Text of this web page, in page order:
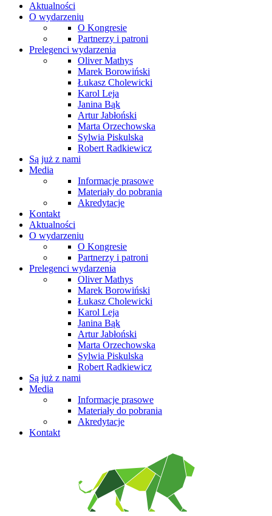
Aktualności
O wydarzeniu
O Kongresie
Partnerzy i patroni
Prelegenci wydarzenia
Oliver Mathys
Marek Borowiński
Łukasz Cholewicki
Karol Leja
Janina Bąk
Artur Jabłoński
Marta Orzechowska
Sylwia Piskulska
Robert Radkiewicz
Są już z nami
Media
Informacje prasowe
Materiały do pobrania
Akredytacje
Kontakt
Aktualności
O wydarzeniu
O Kongresie
Partnerzy i patroni
Prelegenci wydarzenia
Oliver Mathys
Marek Borowiński
Łukasz Cholewicki
Karol Leja
Janina Bąk
Artur Jabłoński
Marta Orzechowska
Sylwia Piskulska
Robert Radkiewicz
Są już z nami
Media
Informacje prasowe
Materiały do pobrania
Akredytacje
Kontakt